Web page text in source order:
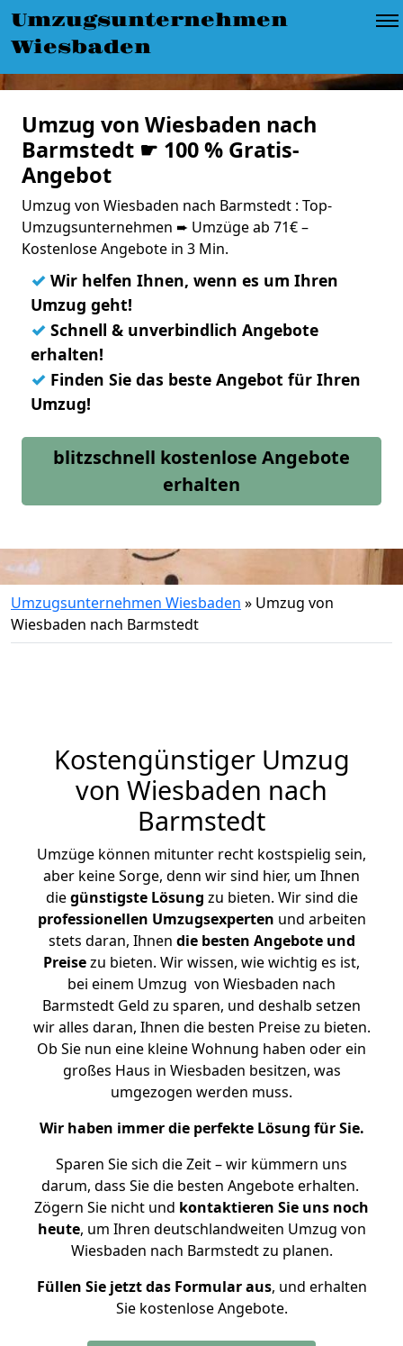
Umzugsunternehmen
Wiesbaden
Umzug von Wiesbaden nach
Barmstedt ☛ 100 % Gratis-
Angebot
Umzug von Wiesbaden nach Barmstedt : Top-
Umzugsunternehmen ➨ Umzüge ab 71€ –
Kostenlose Angebote in 3 Min.
✓ Wir helfen Ihnen, wenn es um Ihren
Umzug geht!
✓ Schnell & unverbindlich Angebote
erhalten!
✓ Finden Sie das beste Angebot für Ihren
Umzug!
blitzschnell kostenlose Angebote
erhalten
Umzugsunternehmen Wiesbaden » Umzug von
Wiesbaden nach Barmstedt
Kostengünstiger Umzug
von Wiesbaden nach
Barmstedt
Umzüge können mitunter recht kostspielig sein,
aber keine Sorge, denn wir sind hier, um Ihnen
diegünstigste Lösung zu bieten. Wir sind die
professionellen Umzugsexperten und arbeiten
stets daran, Ihnen die besten Angebote und
Preisezu bieten. Wir wissen, wie wichtig es ist,
bei einem Umzug von Wiesbaden nach
Barmstedt Geld zu sparen, und deshalb setzen
wir alles daran, Ihnen die besten Preise zu bieten.
Ob Sie nun eine kleine Wohnung haben oder ein
großes Haus in Wiesbaden besitzen, was
umgezogen werden muss.
Wir haben immer die perfekte Lösung für Sie.
Sparen Sie sich die Zeit – wir kümmern uns
darum, dass Sie die besten Angebote erhalten.
Zögern Sie nicht und kontaktieren Sie uns noch
heute, um Ihren deutschlandweiten Umzug von
Wiesbaden nach Barmstedt zu planen.
Füllen Sie jetzt das Formular aus, und erhalten
Sie kostenlose Angebote.